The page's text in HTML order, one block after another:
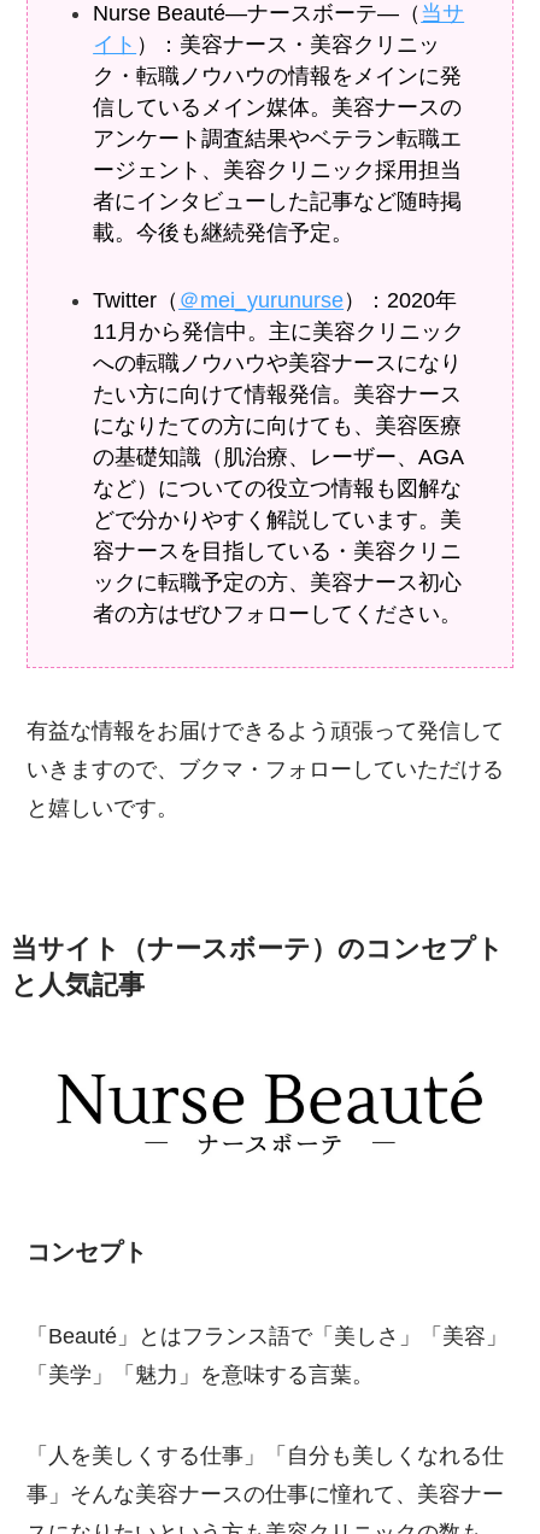
Nurse Beauté―ナースボーテ―（ 当サ
イト ）：美容ナース・美容クリニッ
ク・転職ノウハウの情報をメインに発
信しているメイン媒体。美容ナースの
アンケート調査結果やベテラン転職エ
ージェント、美容クリニック採用担当
者にインタビューした記事など随時掲
載。今後も継続発信予定。
Twitter（ ＠mei_yurunurse）：2020年
11月から発信中。主に美容クリニック
への転職ノウハウや美容ナースになり
たい方に向けて情報発信。美容ナース
になりたての方に向けても、美容医療
の基礎知識（肌治療、レーザー、AGA
など）についての役立つ情報も図解な
どで分かりやすく解説しています。美
容ナースを目指している・美容クリニ
ックに転職予定の方、美容ナース初心
者の方はぜひフォローしてください。
有益な情報をお届けできるよう頑張って発信して
いきますので、ブクマ・フォローしていただける
と嬉しいです。
当サイト（ナースボーテ）のコンセプト
と人気記事
コンセプト
「Beauté」とはフランス語で「美しさ」「美容」
「美学」「魅力」を意味する言葉。
「人を美しくする仕事」「自分も美しくなれる仕
事」そんな美容ナースの仕事に憧れて、美容ナー